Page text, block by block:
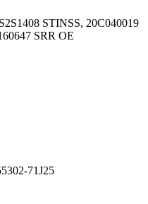
STINSS, 20C040019
SRR OE
71J25